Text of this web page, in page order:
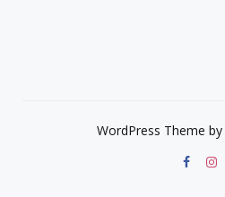
WordPress Theme by